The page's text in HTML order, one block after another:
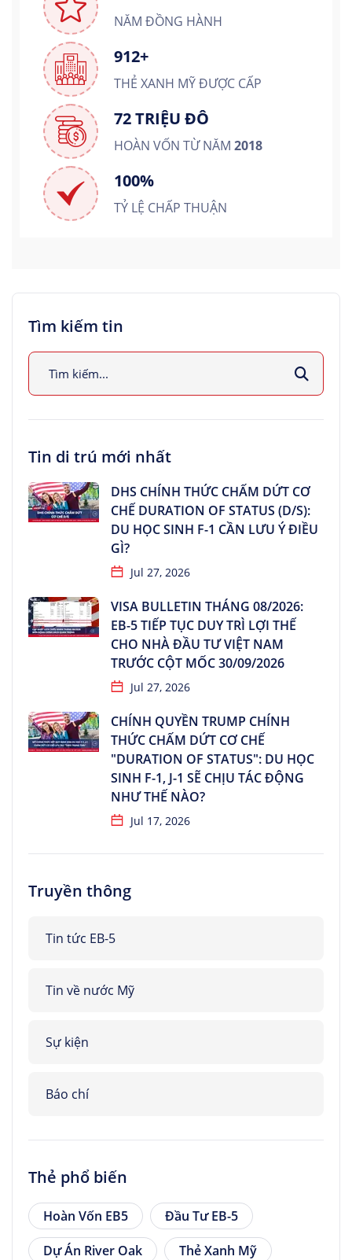
NĂM ĐỒNG HÀNH
912+
THẺ XANH MỸ ĐƯỢC CẤP
72 TRIỆU ĐÔ
HOÀN VỐN TỪ NĂM 2018
100%
TỶ LỆ CHẤP THUẬN
Tìm kiếm tin
Tin di trú mới nhất
DHS CHÍNH THỨC CHẤM DỨT CƠ
CHẾ DURATION OF STATUS (D/S):
DU HỌC SINH F-1 CẦN LƯU Ý ĐIỀU
GÌ?
Jul 27, 2026
VISA BULLETIN THÁNG 08/2026:
EB-5 TIẾP TỤC DUY TRÌ LỢI THẾ
CHO NHÀ ĐẦU TƯ VIỆT NAM
TRƯỚC CỘT MỐC 30/09/2026
Jul 27, 2026
CHÍNH QUYỀN TRUMP CHÍNH
THỨC CHẤM DỨT CƠ CHẾ
"DURATION OF STATUS": DU HỌC
SINH F-1, J-1 SẼ CHỊU TÁC ĐỘNG
NHƯ THẾ NÀO?
Jul 17, 2026
Truyền thông
Tin tức EB-5
Tin về nước Mỹ
Sự kiện
Báo chí
Thẻ phổ biến
Hoàn Vốn EB5
Đầu Tư EB-5
Dự Án River Oak
Thẻ Xanh Mỹ